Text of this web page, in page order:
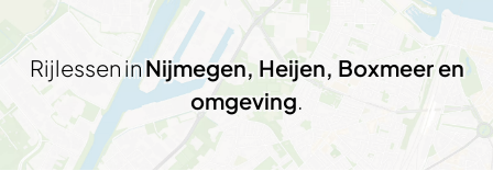
Rijlessen inNijmegen, Heijen, Boxmeer en
omgeving.